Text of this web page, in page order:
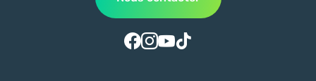
Suivez-nous sur Facebook
Suivez-nous sur Instagram
Suivez-nous sur Youtube
Suivez-nous sur Tiktok